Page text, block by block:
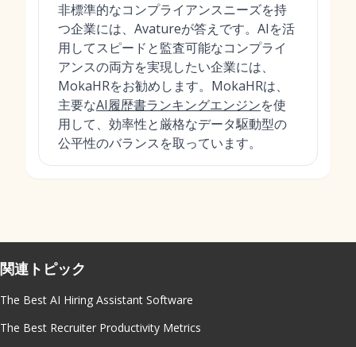
非標準的なコンプライアンスニーズを持
つ企業には、Avatureが答えです。AIを活
用してスピードと監査可能なコンプライ
アンスの両方を実現したい企業には、
MokaHRをお勧めします。MokaHRは、
主要なAI履歴書ランキングエンジンを使
用して、効率性と厳格なデータ駆動型の
公平性のバランスを取っています。
関連トピック
The Best AI Hiring Assistant Software
The Best Recruiter Productivity Metrics